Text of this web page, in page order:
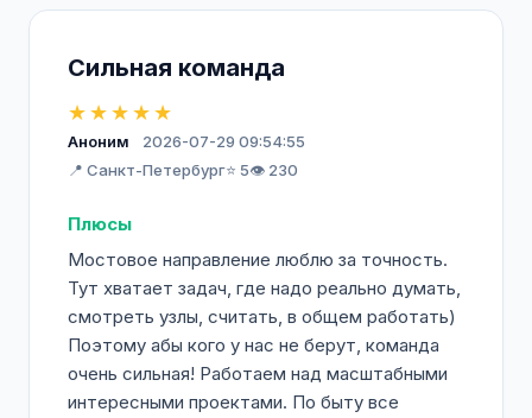
Сильная команда
★★★★★
Аноним
2026-07-29 09:54:55
📍 Санкт-Петербург⭐ 5👁️ 230
Плюсы
Мостовое направление люблю за точность.
Тут хватает задач, где надо реально думать,
смотреть узлы, считать, в общем работать)
Поэтому абы кого у нас не берут, команда
очень сильная! Работаем над масштабными
интересными проектами. По быту все